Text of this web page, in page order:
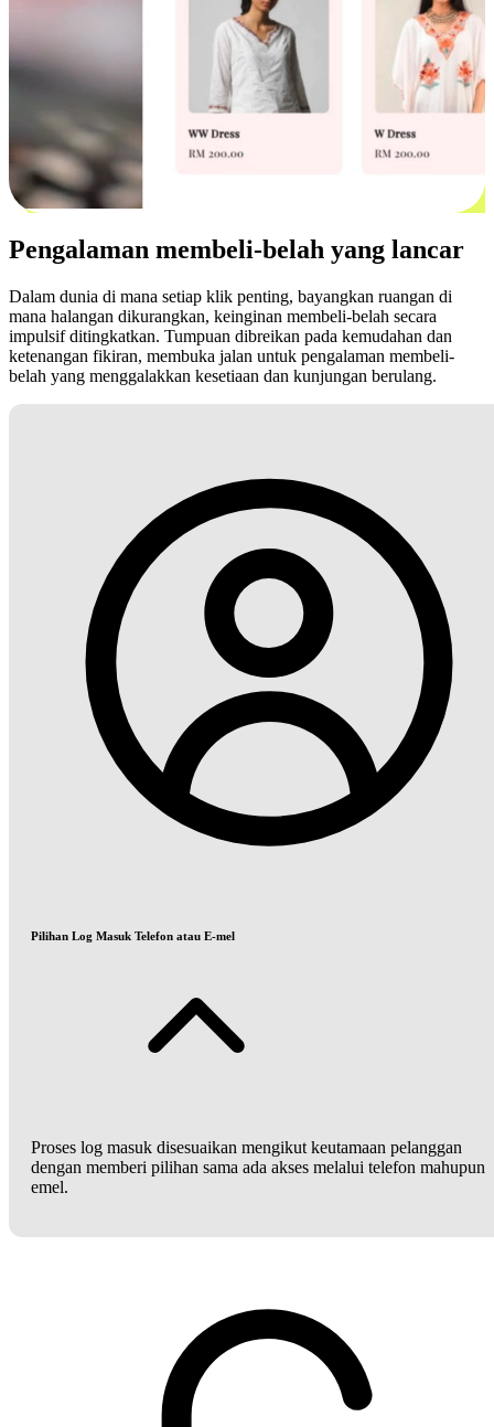
Pengalaman membeli-belah yang lancar
Dalam dunia di mana setiap klik penting, bayangkan ruangan di
mana halangan dikurangkan, keinginan membeli-belah secara
impulsif ditingkatkan. Tumpuan dibreikan pada kemudahan dan
ketenangan fikiran, membuka jalan untuk pengalaman membeli-
belah yang menggalakkan kesetiaan dan kunjungan berulang.
Pilihan Log Masuk Telefon atau E-mel
Proses log masuk disesuaikan mengikut keutamaan pelanggan
dengan memberi pilihan sama ada akses melalui telefon mahupun
emel.